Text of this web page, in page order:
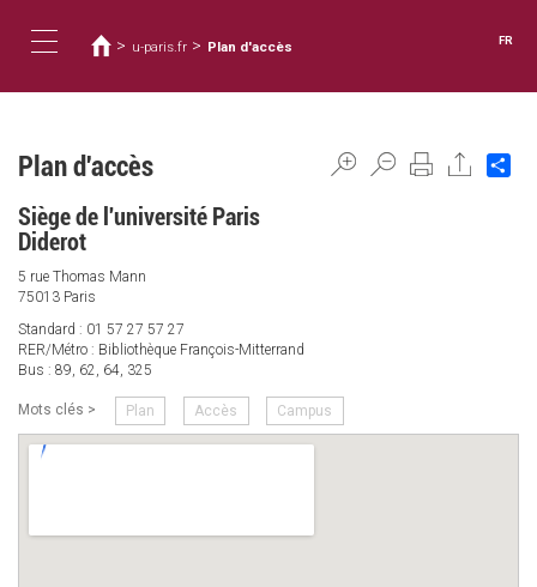
contenu
navigation
êtes
ici
> u-paris.fr > Plan d'accès FR
Plan d'accès
Siège de l'université Paris
Diderot
5 rue Thomas Mann
75013 Paris
Standard : 01 57 27 57 27
RER/Métro : Bibliothèque François-Mitterrand
Bus : 89, 62, 64, 325
Mots clés > Plan Accès Campus